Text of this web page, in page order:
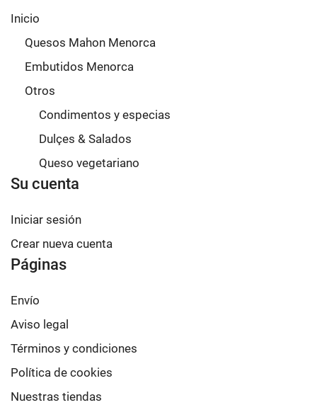
Inicio
Quesos Mahon Menorca
Embutidos Menorca
Otros
Condimentos y especias
Dulçes & Salados
Queso vegetariano
Su cuenta
Iniciar sesión
Crear nueva cuenta
Páginas
Envío
Aviso legal
Términos y condiciones
Política de cookies
Nuestras tiendas